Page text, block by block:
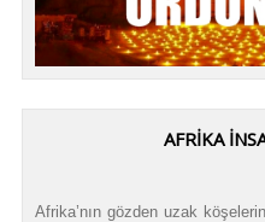
AFRİKA
Afrika’nın gözden uzak